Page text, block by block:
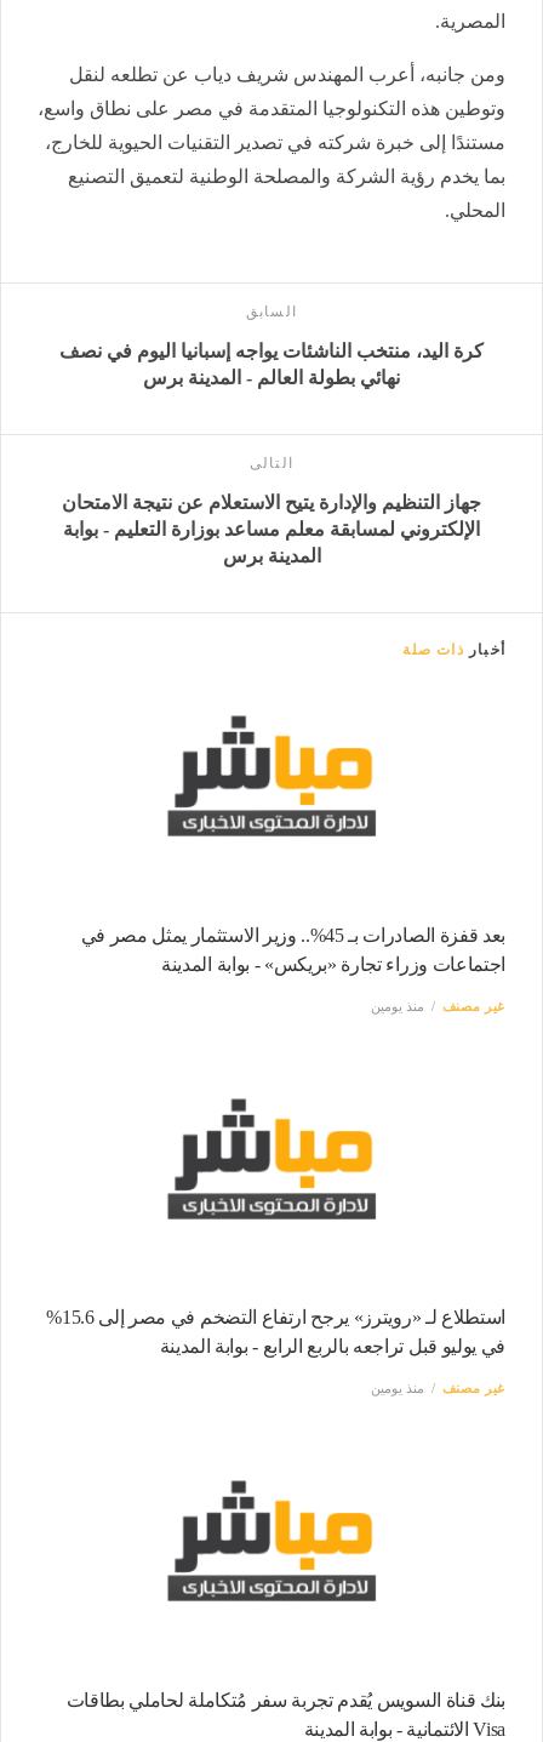
المصرية.
ومن جانبه، أعرب المهندس شريف دياب عن تطلعه لنقل
وتوطين هذه التكنولوجيا المتقدمة في مصر على نطاق واسع،
مستندًا إلى خبرة شركته في تصدير التقنيات الحيوية للخارج،
بما يخدم رؤية الشركة والمصلحة الوطنية لتعميق التصنيع
المحلي.
السابق
كرة اليد، منتخب الناشئات يواجه إسبانيا اليوم في نصف
نهائي بطولة العالم - المدينة برس
التالى
جهاز التنظيم والإدارة يتيح الاستعلام عن نتيجة الامتحان
الإلكتروني لمسابقة معلم مساعد بوزارة التعليم - بوابة
المدينة برس
أخبار ذات صلة
بعد قفزة الصادرات بـ 45%.. وزير الاستثمار يمثل مصر في
اجتماعات وزراء تجارة «بريكس» - بوابة المدينة
غير مصنف منذ يومين
استطلاع لـ «رويترز» يرجح ارتفاع التضخم في مصر إلى 15.6%
في يوليو قبل تراجعه بالربع الرابع - بوابة المدينة
غير مصنف منذ يومين
بنك قناة السويس يُقدم تجربة سفر مُتكاملة لحاملي بطاقات
Visa الائتمانية - بوابة المدينة